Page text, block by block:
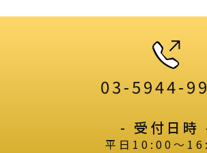
03-5944-
- 受付日時
平日10:00～